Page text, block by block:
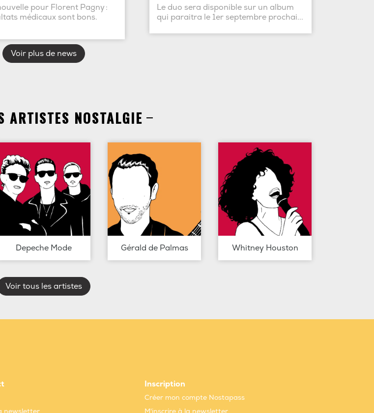
pour Florent Pagny :
médicaux sont bons.
Le duo sera disponible sur un album
qui paraitra le 1er septembre prochai...
Voir plus de news
ARTISTES NOSTALGIE
Depeche Mode Gérald de Palmas Whitney Houston
Voir tous les artistes
Inscription
Créer mon compte Nostapass